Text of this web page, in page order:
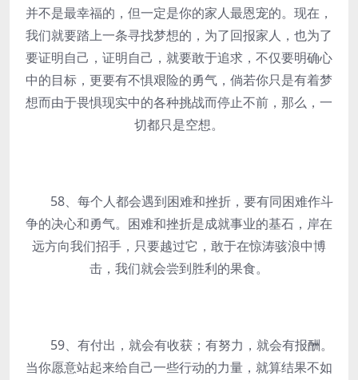
并不是最幸福的，但一定是你的家人最恩宠的。现在，
我们就要踏上一条寻找梦想的，为了回报家人，也为了
要证明自己，证明自己，就要敢于追求，不仅要明确心
中的目标，更要有不惧艰险的勇气，倘若你只是有着梦
想而由于畏惧现实中的各种挑战而停止不前，那么，一
切都只是空想。
58、每个人都会遇到困难和挫折，要有同困难作斗
争的决心和勇气。困难和挫折是成就事业的基石，岸在
远方向我们招手，只要越过它，敢于在惊涛骇浪中博
击，我们就会尝到胜利的果食。
59、有付出，就会有收获；有努力，就会有报酬。
当你愿意站起来给自己一些行动的力量，就算结果不如